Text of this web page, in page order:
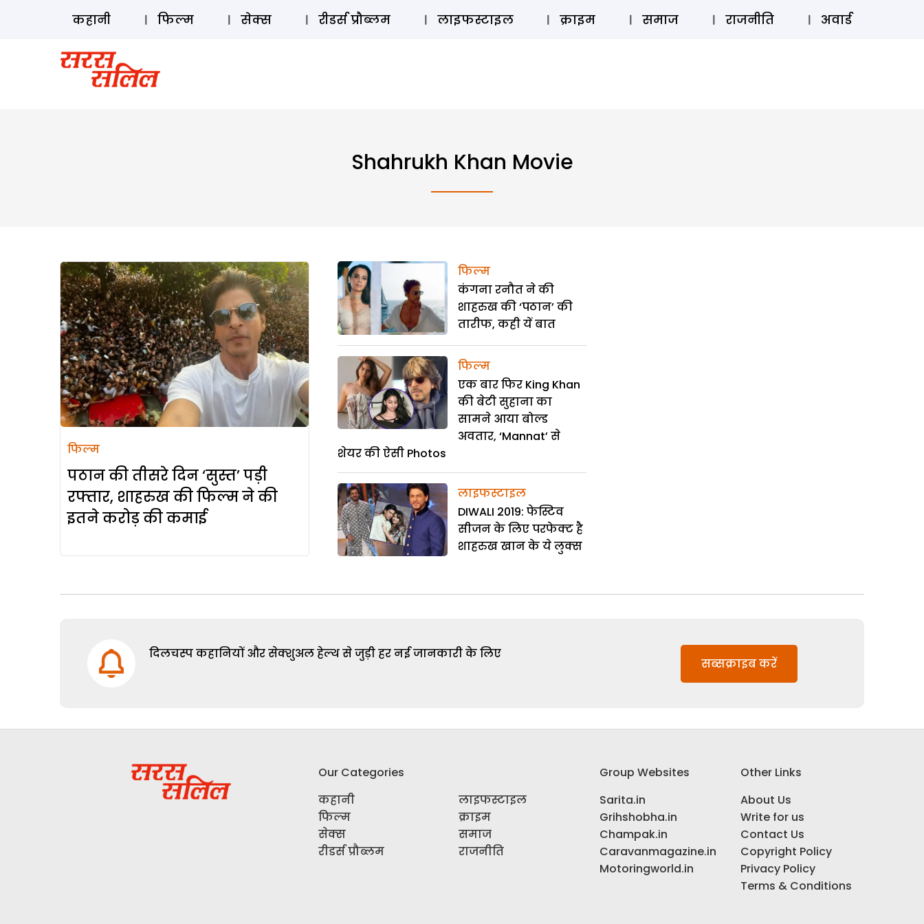
ऑडियो स्टोरी लॉग इन ⚲ SUBSCRIBE
कहानी फिल्म सेक्स रीडर्स प्रौब्लम लाइफस्टाइल क्राइम समाज राजनीति अवार्ड
Shahrukh Khan Movie
फिल्म
पठान की तीसरे दिन ‘सुस्त’ पड़ी
रफ्तार, शाहरुख की फिल्म ने की
इतने करोड़ की कमाई
फिल्म
कंगना रनौत ने की
शाहरुख की ‘पठान’ की
तारीफ, कही यें बात
फिल्म
एक बार फिर King Khan
की बेटी सुहाना का
सामने आया बोल्ड
अवतार, ‘Mannat’ से
शेयर की ऐसी Photos
लाइफस्टाइल
DIWALI 2019: फेस्टिव
सीजन के लिए परफेक्ट है
शाहरुख खान के ये लुक्स
दिलचस्प कहानियों और सेक्शुअल हेल्थ से जुड़ी हर नई जानकारी के लिए
सब्सक्राइब करें
Our Categories
कहानी
फिल्म
सेक्स
रीडर्स प्रौब्लम
लाइफस्टाइल
क्राइम
समाज
राजनीति
Group Websites
Sarita.in
Grihshobha.in
Champak.in
Caravanmagazine.in
Motoringworld.in
Other Links
About Us
Write for us
Contact Us
Copyright Policy
Privacy Policy
Terms & Conditions